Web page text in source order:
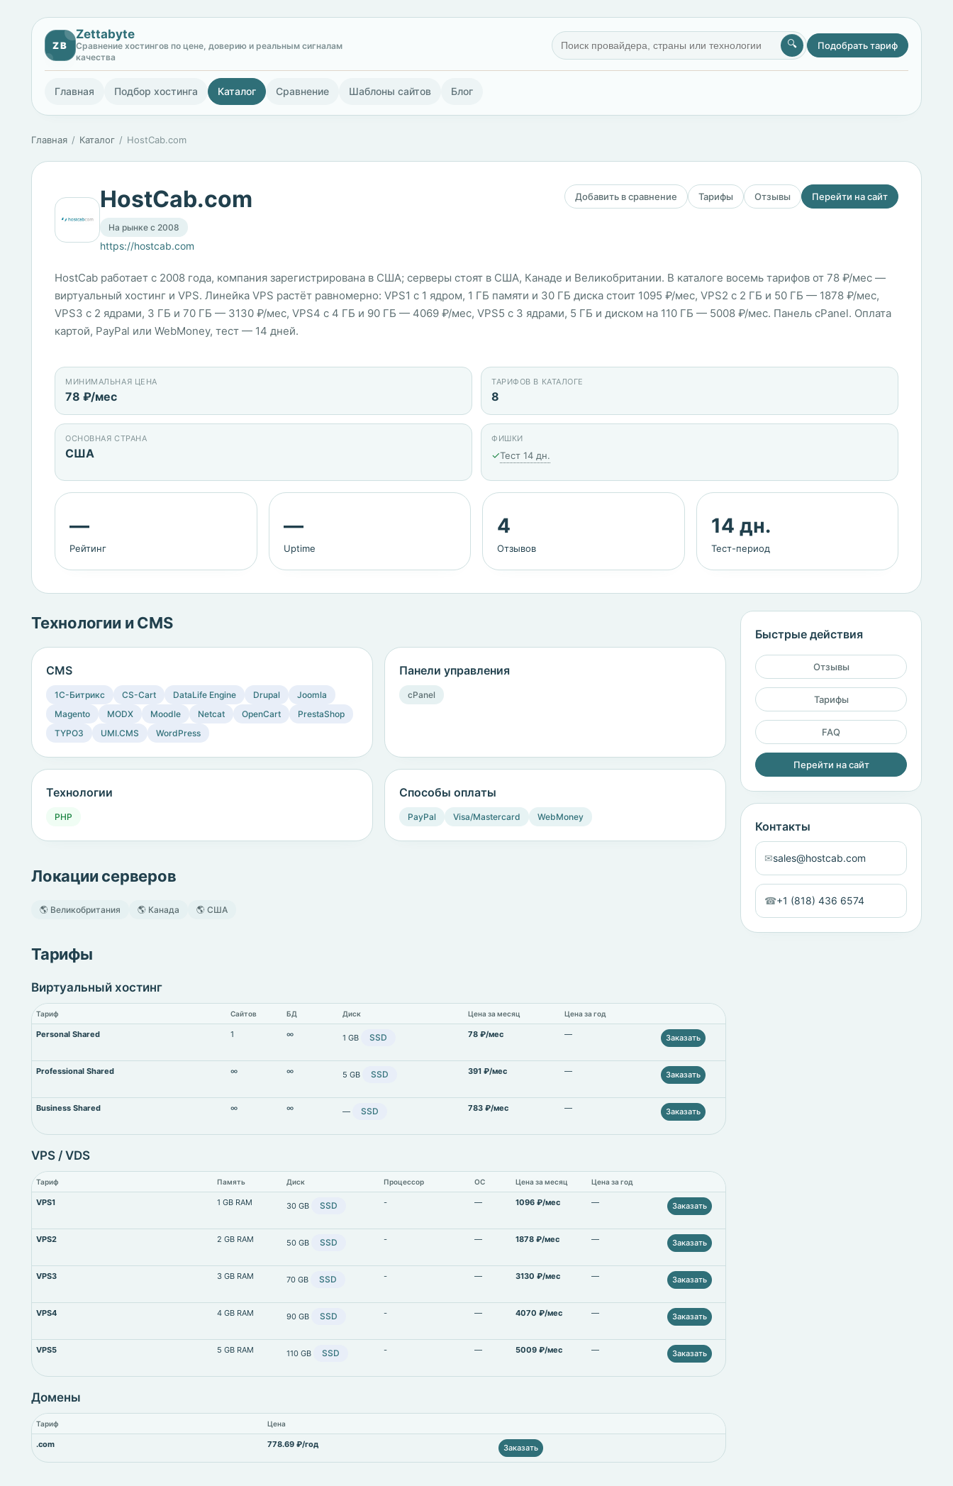
ZB
Zettabyte
Сравнение хостингов по цене, доверию и реальным сигналам
качества
🔍 Подобрать тариф
Главная Подбор хостинга Каталог Сравнение Шаблоны сайтов Блог
Главная Каталог HostCab.com
HostCab.com
На рынке с 2008
https://hostcab.com
Добавить в сравнение Тарифы Отзывы Перейти на сайт
HostCab работает с 2008 года, компания зарегистрирована в США; серверы стоят в США, Канаде и Великобритании. В каталоге восемь тарифов от 78 ₽/мес —
виртуальный хостинг и VPS. Линейка VPS растёт равномерно: VPS1 с 1 ядром, 1 ГБ памяти и 30 ГБ диска стоит 1095 ₽/мес, VPS2 с 2 ГБ и 50 ГБ — 1878 ₽/мес,
VPS3 с 2 ядрами, 3 ГБ и 70 ГБ — 3130 ₽/мес, VPS4 с 4 ГБ и 90 ГБ — 4069 ₽/мес, VPS5 с 3 ядрами, 5 ГБ и диском на 110 ГБ — 5008 ₽/мес. Панель cPanel. Оплата
картой, PayPal или WebMoney, тест — 14 дней.
МИНИМАЛЬНАЯ ЦЕНА
78 ₽/мес
ТАРИФОВ В КАТАЛОГЕ
8
ОСНОВНАЯ СТРАНА
США
ФИШКИ
✓Тест 14 дн.
—
Рейтинг
—
Uptime
4
Отзывов
14 дн.
Тест-период
Технологии и CMS
CMS
1C-Битрикс CS-Cart DataLife Engine Drupal
Joomla
Magento
MODX Moodle Netcat OpenCart
PrestaShop
TYPO3
UMI.CMS WordPress
Панели управления
cPanel
Технологии
PHP
Способы оплаты
PayPal Visa/Mastercard WebMoney
Локации серверов
🌎 Великобритания 🌎 Канада 🌎 США
Тарифы
Виртуальный хостинг
Тариф Сайтов БД Диск Цена за месяц Цена за год
Personal Shared 1 ∞ 1 GB SSD 78 ₽/мес — Заказать
Professional Shared ∞ ∞ 5 GB SSD 391 ₽/мес — Заказать
Business Shared ∞ ∞ — SSD 783 ₽/мес — Заказать
VPS / VDS
Тариф Память Диск Процессор ОС Цена за месяц Цена за год
VPS1 1 GB RAM 30 GB SSD - — 1096 ₽/мес — Заказать
VPS2 2 GB RAM 50 GB SSD - — 1878 ₽/мес — Заказать
VPS3 3 GB RAM 70 GB SSD - — 3130 ₽/мес — Заказать
VPS4 4 GB RAM 90 GB SSD - — 4070 ₽/мес — Заказать
VPS5 5 GB RAM 110 GB SSD - — 5009 ₽/мес — Заказать
Домены
Тариф Цена
.com 778.69 ₽/год Заказать
Быстрые действия
Отзывы
Тарифы
FAQ
Перейти на сайт
Контакты
✉sales@hostcab.com
☎+1 (818) 436 6574